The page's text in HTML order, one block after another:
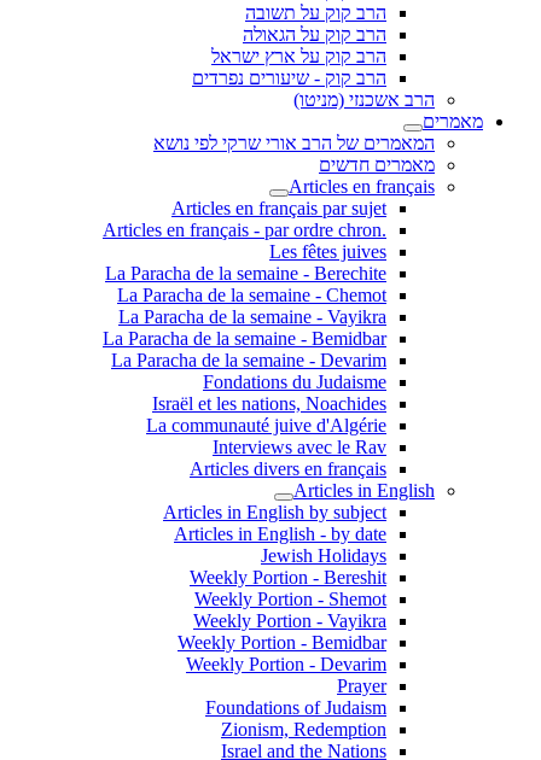
הרב קוק על תשובה
הרב קוק על הגאולה
הרב קוק על ארץ ישראל
הרב קוק - שיעורים נפרדים
הרב אשכנזי (מניטו)
מאמרים
המאמרים של הרב אורי שרקי לפי נושא
מאמרים חדשים
Articles en français
Articles en français par sujet
.Articles en français - par ordre chron
Les fêtes juives
La Paracha de la semaine - Berechite
La Paracha de la semaine - Chemot
La Paracha de la semaine - Vayikra
La Paracha de la semaine - Bemidbar
La Paracha de la semaine - Devarim
Fondations du Judaisme
Israël et les nations, Noachides
La communauté juive d'Algérie
Interviews avec le Rav
Articles divers en français
Articles in English
Articles in English by subject
Articles in English - by date
Jewish Holidays
Weekly Portion - Bereshit
Weekly Portion - Shemot
Weekly Portion - Vayikra
Weekly Portion - Bemidbar
Weekly Portion - Devarim
Prayer
Foundations of Judaism
Zionism, Redemption
Israel and the Nations